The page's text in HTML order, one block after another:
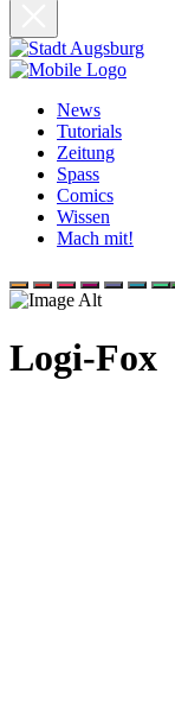
News
Tutorials
Zeitung
Spass
Comics
Wissen
Mach mit!
Logi-Fox